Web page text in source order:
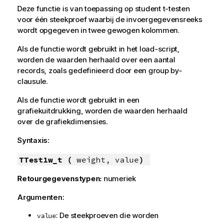
Deze functie is van toepassing op student t-testen
voor één steekproef waarbij de invoergegevensreeks
wordt opgegeven in twee gewogen kolommen.
Als de functie wordt gebruikt in het load-script,
worden de waarden herhaald over een aantal
records, zoals gedefinieerd door een group by-
clausule.
Als de functie wordt gebruikt in een
grafiekuitdrukking, worden de waarden herhaald
over de grafiekdimensies.
Syntaxis:
TTest1w_t ( weight, value)
Retourgegevenstypen: numeriek
Argumenten:
value: De steekproeven die worden